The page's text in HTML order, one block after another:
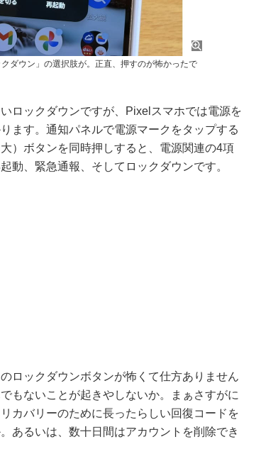
ダウン」の選択肢が。正直、押すのが怖かったで
ロックダウンですが、Pixelスマホでは電源を
ます。通知パネルで電源マークをタップする
）ボタンを同時押しすると、電源関連の4項
動、緊急通報、そしてロックダウンです。
ロックダウンボタンが怖くて仕方ありません
もないことが起きやしないか。まぁさすがに
カバリーのために長ったらしい回復コードを
あるいは、数十日間はアカウントを削除でき